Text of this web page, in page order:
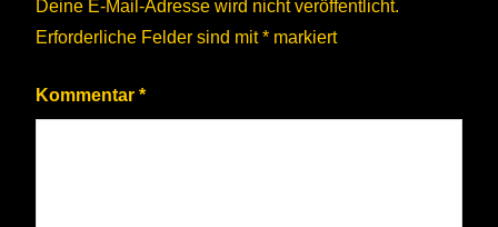
Deine E-Mail-Adresse wird nicht veröffentlicht.
Erforderliche Felder sind mit* markiert
Kommentar *